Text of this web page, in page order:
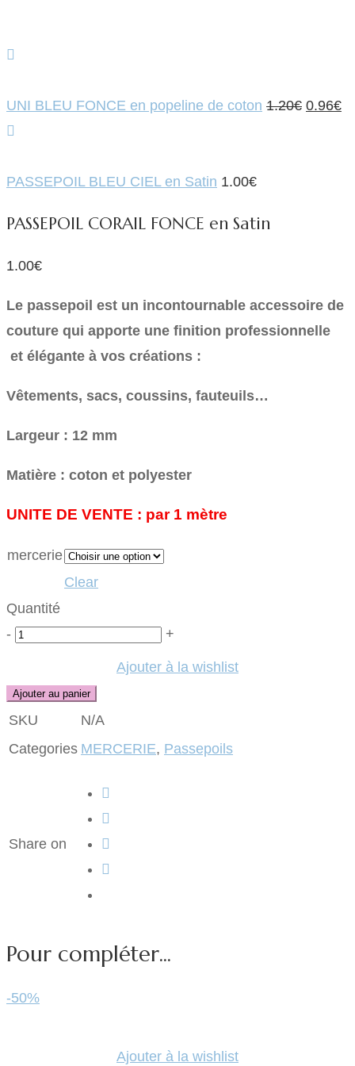
UNI BLEU FONCE en popeline de coton 1.20€ Le
0.96€
PASSEPOIL BLEU CIEL en Satin 1.00€
PASSEPOIL CORAIL FONCE en Satin
1.00€
Le passepoil est un incontournable accessoire de
couture qui apporte une finition professionnelle
et élégante à vos créations :
Vêtements, sacs, coussins, fauteuils…
Largeur : 12 mm
Matière : coton et polyester
UNITE DE VENTE : par 1 mètre
mercerie
Clear
Quantité
- Quantité +
Ajouter à la wishlist
Ajouter au panier
SKU
N/A
Categories MERCERIE, Passepoils
Share on
Pour compléter...
-50%
Ajouter à la wishlist